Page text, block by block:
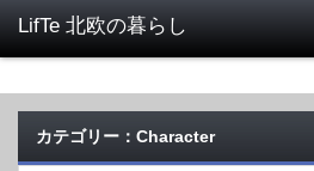
カテゴリー：Character